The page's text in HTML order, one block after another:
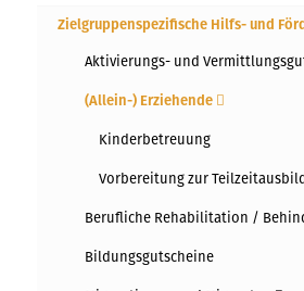
Zielgruppenspezifische Hilfs- und
Aktivierungs- und
(Allein-) Erziehende
Kinderbetreuung
Vorbereitung zur
Berufliche Rehabilitation /
Bildungsgutscheine